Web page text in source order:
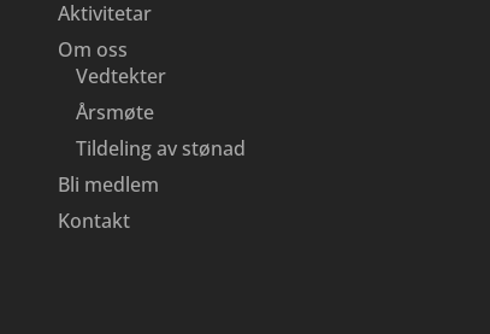
Aktivitetar
Om oss
Vedtekter
Årsmøte
Tildeling av stønad
Bli medlem
Kontakt